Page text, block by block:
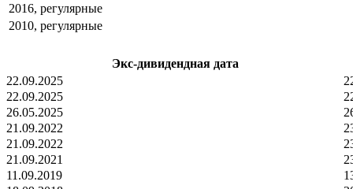
2016, регулярные
2010, регулярные
Экс-дивидендная дата
22.09.2025
22.09.2025
26.05.2025
21.09.2022
21.09.2022
21.09.2021
11.09.2019